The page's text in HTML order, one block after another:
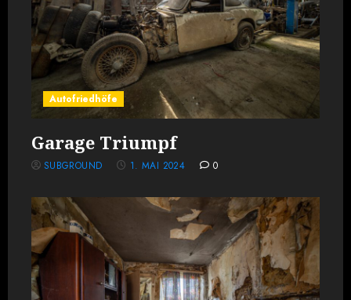
Autofriedhöfe
Garage Triumpf
SUBGROUND 1. MAI 2024 0